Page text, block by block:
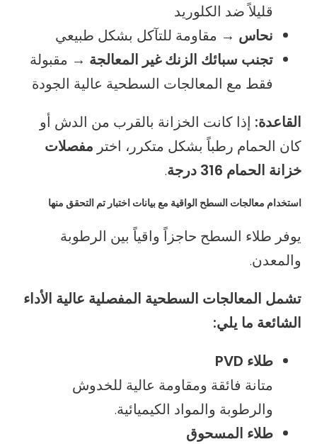
قليلاً ضد الكلوريد
نحاس → مقاومة للتآكل بشكل طبيعي
تجنب سبائك الزنك غير المعالجة → مقبولة
فقط مع المعالجات السطحية عالية الجودة
القاعدة: إذا كانت الخزانة بالقرب من الدش أو
كان الحمام رطباً بشكل متكرر، اختر مفصلات
خزانة الحمام 316 درجة
.
استخدام معالجات السطح الواقية مع بيانات اختبار تم التحقق منها
يوفر طلاء السطح حاجزاً واقياً بين الرطوبة
والمعدن.
تشمل المعالجات السطحية المفصلية عالية الأداء
الشائعة ما يلي:
طلاء PVD
متانة فائقة ومقاومة عالية للخدوش
والرطوبة والمواد الكيميائية.
طلاء المسحوق